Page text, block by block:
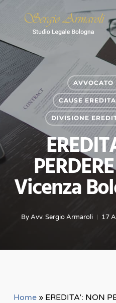
main
content
AVVOCATO
CAUSE
DIVISIONE
Vicenza
ByAvv. Sergio Armaroli 17
Home» EREDITA’: NON